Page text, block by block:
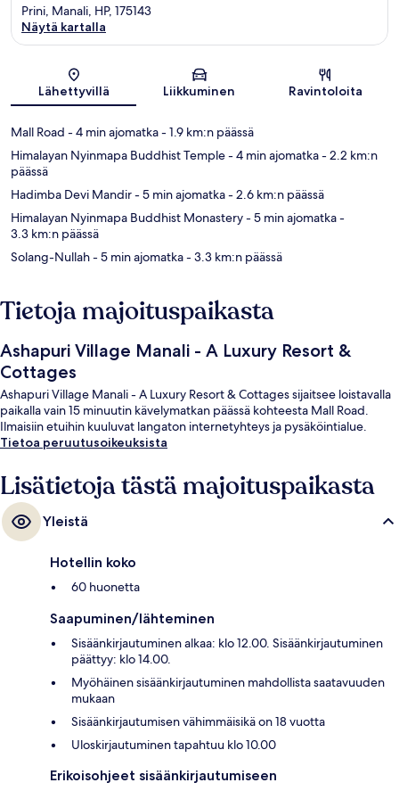
Kartta
Prini, Manali, HP, 175143
Näytä kartalla
Lähettyvillä Liikkuminen Ravintoloita
Mall Road - 4 min ajomatka- 1.9 km:n päässä
Himalayan Nyinmapa Buddhist Temple- 4 min ajomatka- 2.2 km:n
päässä
Hadimba Devi Mandir- 5 min ajomatka- 2.6 km:n päässä
Himalayan Nyinmapa Buddhist Monastery- 5 min ajomatka-
3.3 km:n päässä
Solang-Nullah- 5 min ajomatka- 3.3 km:n päässä
Tietoja majoituspaikasta
Ashapuri Village Manali - A Luxury Resort &
Cottages
Ashapuri Village Manali - A Luxury Resort & Cottages sijaitsee loistavalla
paikalla vain 15 minuutin kävelymatkan päässä kohteesta Mall Road.
Ilmaisiin etuihin kuuluvat langaton internetyhteys ja pysäköintialue.
Tietoa peruutusoikeuksista
Lisätietoja tästä majoituspaikasta
Yleistä
Hotellin koko
60 huonetta
Saapuminen/lähteminen
Sisäänkirjautuminen alkaa: klo 12.00. Sisäänkirjautuminen
päättyy: klo 14.00.
Myöhäinen sisäänkirjautuminen mahdollista saatavuuden
mukaan
Sisäänkirjautumisen vähimmäisikä on 18 vuotta
Uloskirjautuminen tapahtuu klo 10.00
Erikoisohjeet sisäänkirjautumiseen